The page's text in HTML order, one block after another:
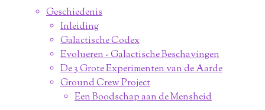
Geschiedenis
Inleiding
Galactische Codex
Evolueren - Galactische Beschavingen
De 3 Grote Experimenten van de Aarde
Ground Crew Project
Een Boodschap aan de Mensheid